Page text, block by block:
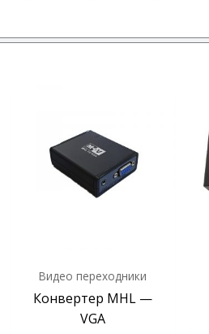
Видео переходники
Конвертер MHL —
VGA